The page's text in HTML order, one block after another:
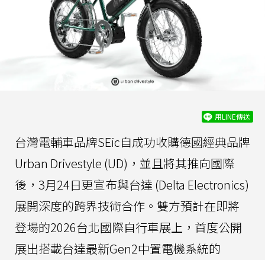
用LINE傳送
台灣電輔車品牌SEic自成功收購德國經典品牌
Urban Drivestyle (UD)，並且將其推向國際
後，3月24日更宣布與台達 (Delta Electronics)
展開深度的跨界技術合作。雙方預計在即將
登場的2026台北國際自行車展上，首度公開
展出搭載台達最新Gen2中置電機系統的